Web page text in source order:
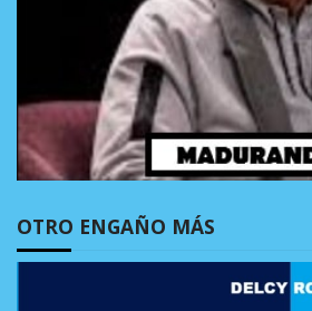
OTRO ENGAÑO MÁS